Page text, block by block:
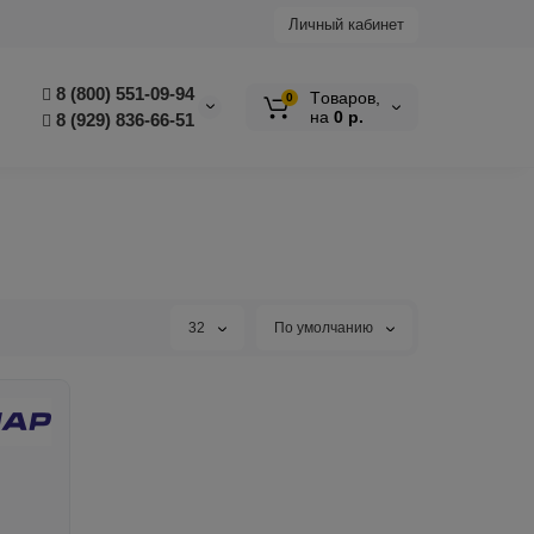
Личный кабинет
8 (800) 551-09-94
8 (929) 836-66-51
0
Tоваров,
на 0 р.
32 По умолчанию